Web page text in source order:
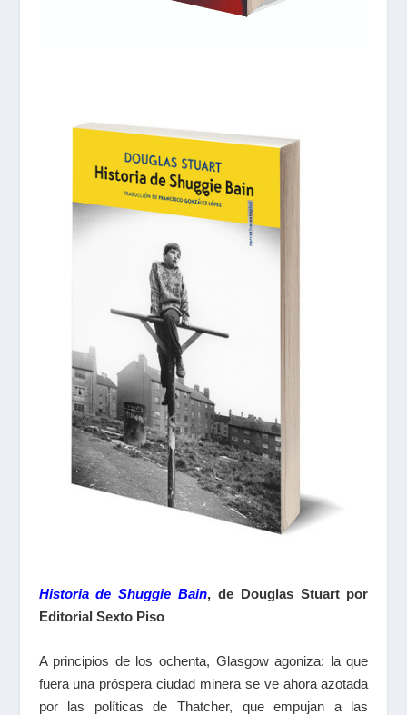
Historia de Shuggie Bain, de Douglas Stuart por
Editorial Sexto Piso
A principios de los ochenta, Glasgow agoniza: la que
fuera una próspera ciudad minera se ve ahora azotada
por las políticas de Thatcher, que empujan a las